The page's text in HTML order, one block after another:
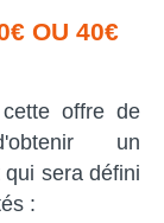
OU 40€
offre de
un
sera défini
: